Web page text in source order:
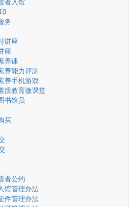
务
讲座
座
养课
养能力评测
养手机游戏
质教育微课堂
书馆员
买
者公约
馆管理办法
件管理办法